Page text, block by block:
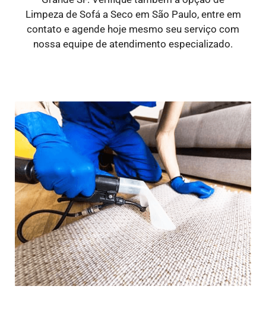
Limpeza de Sofá a Seco em São Paulo, entre em
contato e agende hoje mesmo seu serviço com
nossa equipe de atendimento especializado.